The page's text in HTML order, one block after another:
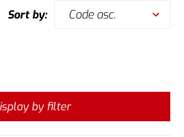
Sort by: Code asc.
by filter